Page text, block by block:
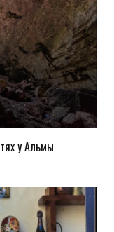
у Альмы